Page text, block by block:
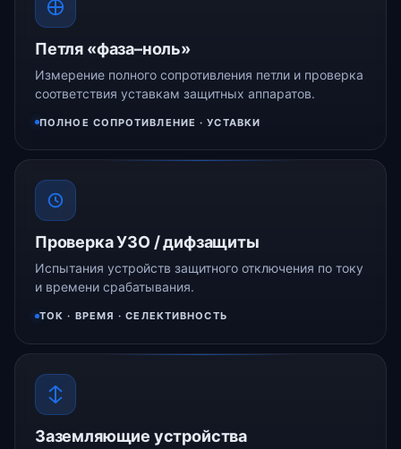
Петля «фаза–ноль»
Измерение полного сопротивления петли и проверка
соответствия уставкам защитных аппаратов.
ПОЛНОЕ СОПРОТИВЛЕНИЕ · УСТАВКИ
Проверка УЗО / дифзащиты
Испытания устройств защитного отключения по току
и времени срабатывания.
ТОК · ВРЕМЯ · СЕЛЕКТИВНОСТЬ
Заземляющие устройства